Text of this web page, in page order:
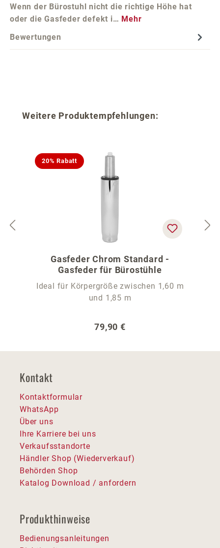
Wenn der Bürostuhl nicht die richtige Höhe hat
oder die Gasfeder defekt i… Mehr
Bewertungen
Produktgalerie überspringen
Weitere Produktempfehlungen:
20% Rabatt
Gasfeder Chrom Standard -
Gasfeder für Bürostühle
Ideal für Körpergröße zwischen 1,60 m
und 1,85 m
Regulärer Preis:
79,90 €
Kontakt
Kontaktformular
WhatsApp
Über uns
Ihre Karriere bei uns
Verkaufsstandorte
Händler Shop (Wiederverkauf)
Behörden Shop
Katalog Download / anfordern
Produkthinweise
Bedienungsanleitungen